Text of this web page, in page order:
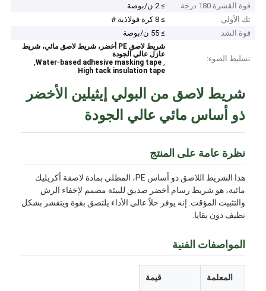
قوة القشرة 180 درجة
≥ 2 ن/بوصة
تك الأولي
≥ 8 كرة فولاذية #
قوة الشد
≥ 55 ن/بوصة
تسليط الضوء:
شريط لاصق PE أخضر، شريط لاصق مائي، شريط
عازل عالي الجودة
,
Water-based adhesive masking tape
,
High tack insulation tape
شريط لاصق من البولي إيثيلين الأخضر
ذو أساس مائي عالي الجودة
نظرة عامة على المنتج
هذا الشريط اللاصق ذو أساس PE، المطلي بمادة لاصقة أكريليك
مائية، هو شريط رسام أخضر صديق للبيئة مصمم لإخفاء الرش
والتثبيت المؤقت. إنه يوفر حلاً عالي الأداء يلتصق بقوة ويتقشر بشكل
نظيف دون بقايا.
المواصفات الفنية
المعلمة قيمة